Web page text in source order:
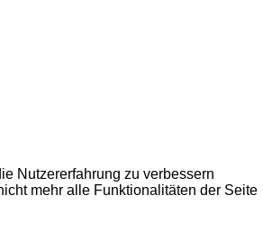
Nutzererfahrung zu verbessern
mehr alle Funktionalitäten der Seite